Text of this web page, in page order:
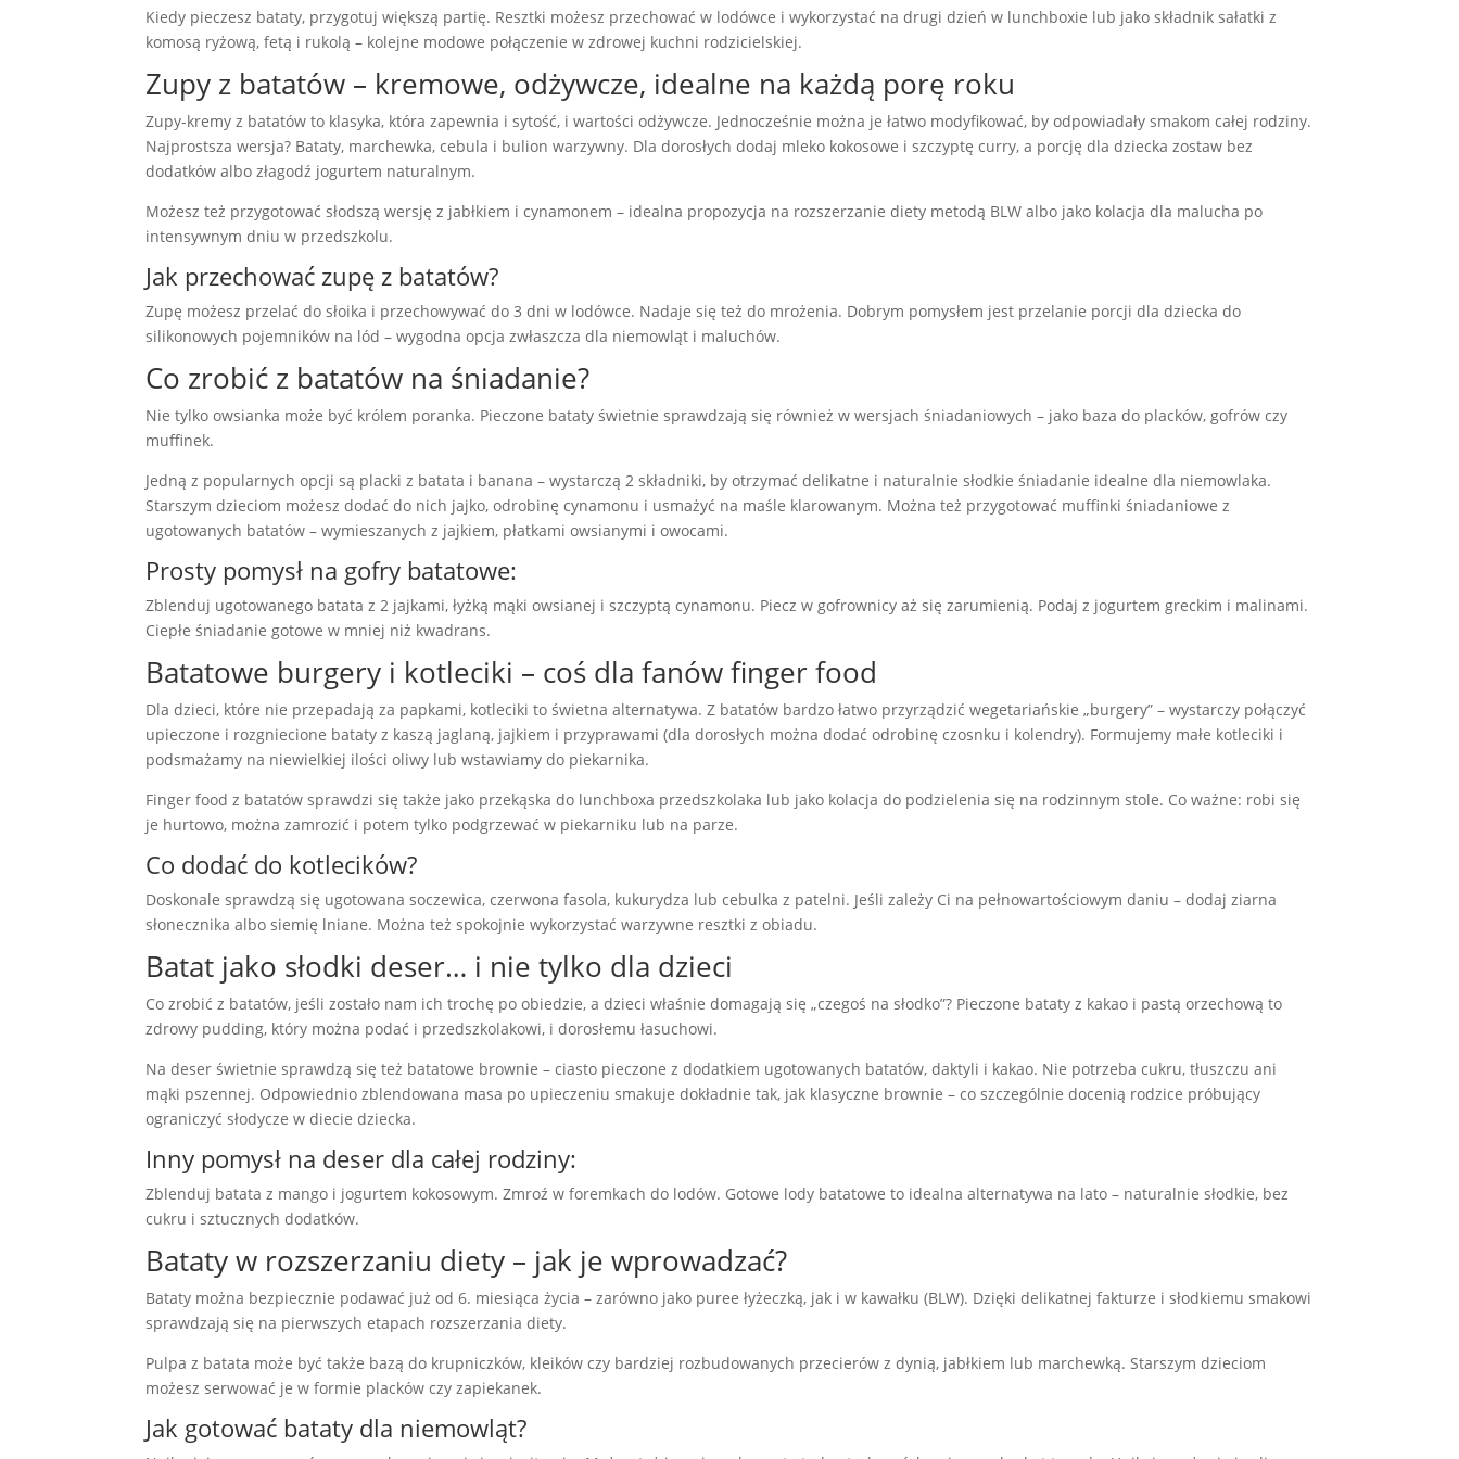
Kiedy pieczesz bataty, przygotuj większą partię. Resztki możesz przechować w lodówce i wykorzystać na drugi dzień w lunchboxie lub jako składnik sałatki z
komosą ryżową, fetą i rukolą – kolejne modowe połączenie w zdrowej kuchni rodzicielskiej.
Zupy z batatów – kremowe, odżywcze, idealne na każdą porę roku
Zupy-kremy z batatów to klasyka, która zapewnia i sytość, i wartości odżywcze. Jednocześnie można je łatwo modyfikować, by odpowiadały smakom całej rodziny.
Najprostsza wersja? Bataty, marchewka, cebula i bulion warzywny. Dla dorosłych dodaj mleko kokosowe i szczyptę curry, a porcję dla dziecka zostaw bez
dodatków albo złagodź jogurtem naturalnym.
Możesz też przygotować słodszą wersję z jabłkiem i cynamonem – idealna propozycja na rozszerzanie diety metodą BLW albo jako kolacja dla malucha po
intensywnym dniu w przedszkolu.
Jak przechować zupę z batatów?
Zupę możesz przelać do słoika i przechowywać do 3 dni w lodówce. Nadaje się też do mrożenia. Dobrym pomysłem jest przelanie porcji dla dziecka do
silikonowych pojemników na lód – wygodna opcja zwłaszcza dla niemowląt i maluchów.
Co zrobić z batatów na śniadanie?
Nie tylko owsianka może być królem poranka. Pieczone bataty świetnie sprawdzają się również w wersjach śniadaniowych – jako baza do placków, gofrów czy
muffinek.
Jedną z popularnych opcji są placki z batata i banana – wystarczą 2 składniki, by otrzymać delikatne i naturalnie słodkie śniadanie idealne dla niemowlaka.
Starszym dzieciom możesz dodać do nich jajko, odrobinę cynamonu i usmażyć na maśle klarowanym. Można też przygotować muffinki śniadaniowe z
ugotowanych batatów – wymieszanych z jajkiem, płatkami owsianymi i owocami.
Prosty pomysł na gofry batatowe:
Zblenduj ugotowanego batata z 2 jajkami, łyżką mąki owsianej i szczyptą cynamonu. Piecz w gofrownicy aż się zarumienią. Podaj z jogurtem greckim i malinami.
Ciepłe śniadanie gotowe w mniej niż kwadrans.
Batatowe burgery i kotleciki – coś dla fanów finger food
Dla dzieci, które nie przepadają za papkami, kotleciki to świetna alternatywa. Z batatów bardzo łatwo przyrządzić wegetariańskie „burgery” – wystarczy połączyć
upieczone i rozgniecione bataty z kaszą jaglaną, jajkiem i przyprawami (dla dorosłych można dodać odrobinę czosnku i kolendry). Formujemy małe kotleciki i
podsmażamy na niewielkiej ilości oliwy lub wstawiamy do piekarnika.
Finger food z batatów sprawdzi się także jako przekąska do lunchboxa przedszkolaka lub jako kolacja do podzielenia się na rodzinnym stole. Co ważne: robi się
je hurtowo, można zamrozić i potem tylko podgrzewać w piekarniku lub na parze.
Co dodać do kotlecików?
Doskonale sprawdzą się ugotowana soczewica, czerwona fasola, kukurydza lub cebulka z patelni. Jeśli zależy Ci na pełnowartościowym daniu – dodaj ziarna
słonecznika albo siemię lniane. Można też spokojnie wykorzystać warzywne resztki z obiadu.
Batat jako słodki deser… i nie tylko dla dzieci
Co zrobić z batatów, jeśli zostało nam ich trochę po obiedzie, a dzieci właśnie domagają się „czegoś na słodko”? Pieczone bataty z kakao i pastą orzechową to
zdrowy pudding, który można podać i przedszkolakowi, i dorosłemu łasuchowi.
Na deser świetnie sprawdzą się też batatowe brownie – ciasto pieczone z dodatkiem ugotowanych batatów, daktyli i kakao. Nie potrzeba cukru, tłuszczu ani
mąki pszennej. Odpowiednio zblendowana masa po upieczeniu smakuje dokładnie tak, jak klasyczne brownie – co szczególnie docenią rodzice próbujący
ograniczyć słodycze w diecie dziecka.
Inny pomysł na deser dla całej rodziny:
Zblenduj batata z mango i jogurtem kokosowym. Zmroź w foremkach do lodów. Gotowe lody batatowe to idealna alternatywa na lato – naturalnie słodkie, bez
cukru i sztucznych dodatków.
Bataty w rozszerzaniu diety – jak je wprowadzać?
Bataty można bezpiecznie podawać już od 6. miesiąca życia – zarówno jako puree łyżeczką, jak i w kawałku (BLW). Dzięki delikatnej fakturze i słodkiemu smakowi
sprawdzają się na pierwszych etapach rozszerzania diety.
Pulpa z batata może być także bazą do krupniczków, kleików czy bardziej rozbudowanych przecierów z dynią, jabłkiem lub marchewką. Starszym dzieciom
możesz serwować je w formie placków czy zapiekanek.
Jak gotować bataty dla niemowląt?